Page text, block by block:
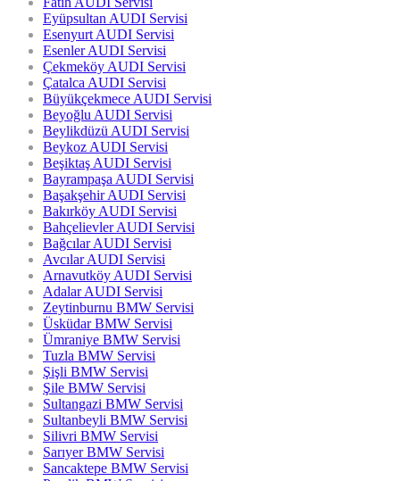
Eyüpsultan AUDI Servisi
Esenyurt AUDI Servisi
Esenler AUDI Servisi
Çekmeköy AUDI Servisi
Çatalca AUDI Servisi
Büyükçekmece AUDI Servisi
Beyoğlu AUDI Servisi
Beylikdüzü AUDI Servisi
Beykoz AUDI Servisi
Beşiktaş AUDI Servisi
Bayrampaşa AUDI Servisi
Başakşehir AUDI Servisi
Bakırköy AUDI Servisi
Bahçelievler AUDI Servisi
Bağcılar AUDI Servisi
Avcılar AUDI Servisi
Arnavutköy AUDI Servisi
Adalar AUDI Servisi
Zeytinburnu BMW Servisi
Üsküdar BMW Servisi
Ümraniye BMW Servisi
Tuzla BMW Servisi
Şişli BMW Servisi
Şile BMW Servisi
Sultangazi BMW Servisi
Sultanbeyli BMW Servisi
Silivri BMW Servisi
Sarıyer BMW Servisi
Sancaktepe BMW Servisi